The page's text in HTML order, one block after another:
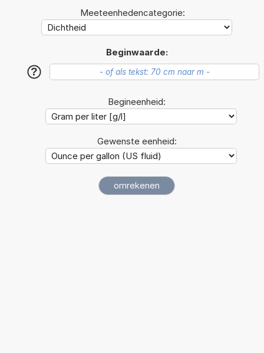
Meeteenhedencategorie:
Beginwaarde:
?
Begineenheid:
Gewenste eenheid: